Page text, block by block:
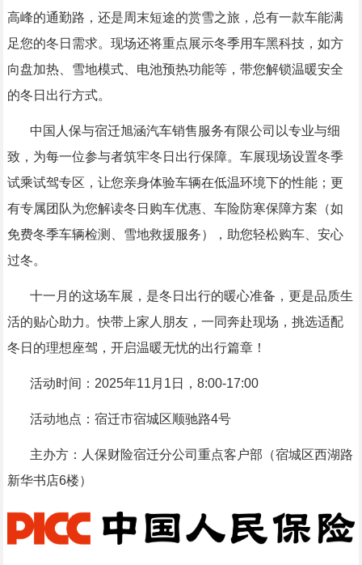
高峰的通勤路，还是周末短途的赏雪之旅，总有一款车能满
足您的冬日需求。现场还将重点展示冬季用车黑科技，如方
向盘加热、雪地模式、电池预热功能等，带您解锁温暖安全
的冬日出行方式。
中国人保与宿迁旭涵汽车销售服务有限公司以专业与细
致，为每一位参与者筑牢冬日出行保障。车展现场设置冬季
试乘试驾专区，让您亲身体验车辆在低温环境下的性能；更
有专属团队为您解读冬日购车优惠、车险防寒保障方案（如
免费冬季车辆检测、雪地救援服务），助您轻松购车、安心
过冬。
十一月的这场车展，是冬日出行的暖心准备，更是品质生
活的贴心助力。快带上家人朋友，一同奔赴现场，挑选适配
冬日的理想座驾，开启温暖无忧的出行篇章！
活动时间：2025年11月1日，8:00-17:00
活动地点：宿迁市宿城区顺驰路4号
主办方：人保财险宿迁分公司重点客户部（宿城区西湖路
新华书店6楼）